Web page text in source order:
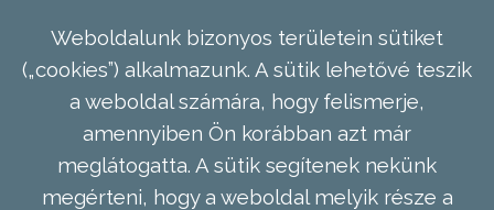
Weboldalunk bizonyos területein sütiket
(„cookies”) alkalmazunk. A sütik lehetővé teszik
a weboldal számára, hogy felismerje,
amennyiben Ön korábban azt már
meglátogatta. A sütik segítenek nekünk
megérteni, hogy a weboldal melyik része a